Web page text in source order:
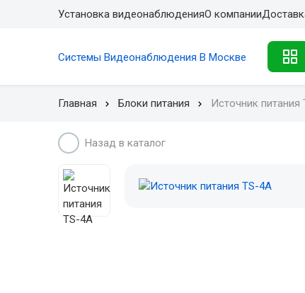
Установка видеонаблюденияО компании
Системы Видеонаблюдения В Москве
Главная Блоки питания Источник питания
Назад в каталог